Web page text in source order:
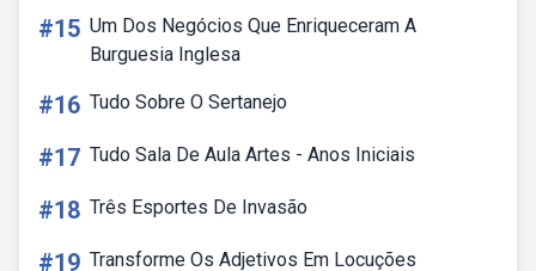
#15 Um Dos Negócios Que Enriqueceram A
Burguesia Inglesa
#16 Tudo Sobre O Sertanejo
#17 Tudo Sala De Aula Artes - Anos Iniciais
#18 Três Esportes De Invasão
#19 Transforme Os Adjetivos Em Locuções